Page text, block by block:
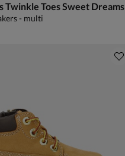
Twinkle Toes Sweet Dreams
- multi